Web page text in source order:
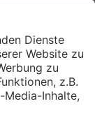
Institut